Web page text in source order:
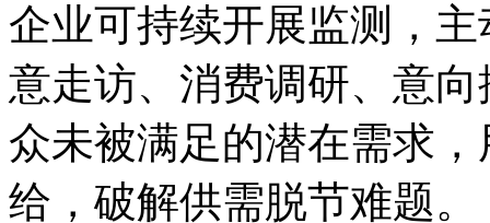
企业可持续开展监测，
意走访、消费调研、意
众未被满足的潜在需求
给，破解供需脱节难题。